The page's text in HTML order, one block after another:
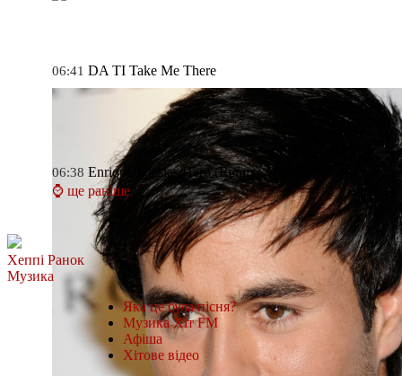
06:41 DA TI Take Me There
06:38 Enrique Iglesias Hero (Remix)
⌚ ще раніше
Хеппі Ранок
Музика
Яка це була пісня?
Музика Хіт FM
Афіша
Хітове відео